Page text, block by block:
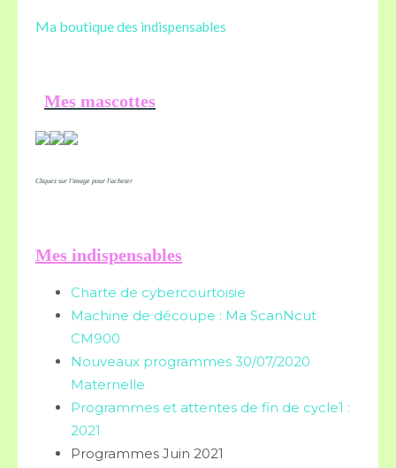
Ma boutique des indispensables
Mes mascottes
Cliquez sur l'image pour l'acheter
Mes indispensables
Charte de cybercourtoisie
Machine de découpe : Ma ScanNcut
CM900
Nouveaux programmes 30/07/2020
Maternelle
Programmes et attentes de fin de cycle1 :
2021
Programmes Juin 2021